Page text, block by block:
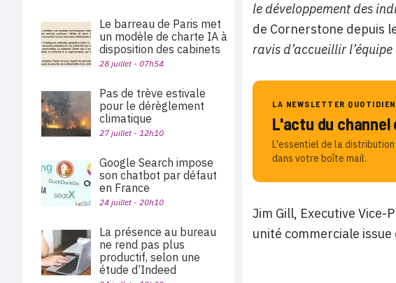
le développement des
de Cornerstone depuis
ravis d’accueillir
LA NEWSLETTER
L'actu du
L'essentiel de la
dans votre boîte mail.
Jim Gill, Executive
unité commerciale
Le barreau de Paris met
un modèle de charte IA à
disposition des cabinets
28 juillet - 07h54
Pas de trève estivale
pour le dérèglement
climatique
27 juillet - 12h10
Google Search impose
son chatbot par défaut
en France
24 juillet - 20h10
La présence au bureau
ne rend pas plus
productif, selon une
étude d’Indeed